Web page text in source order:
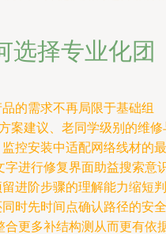
选择专业化团
的需求不再局限于基础组
案建议、老同学级别的维修
控安装中适配网络线材的最
进行修复界面助益搜索意
进阶步骤的理解能力缩短判
时先时间点确认路径的安全
更多补结构测从而更有依